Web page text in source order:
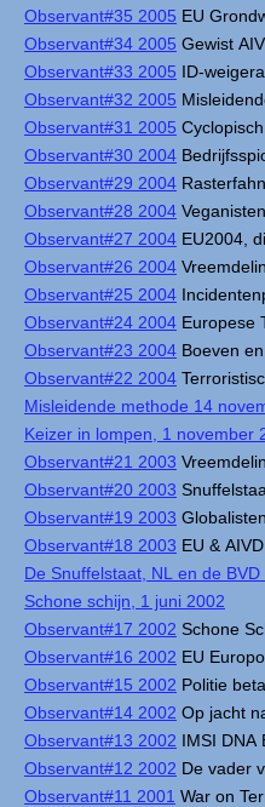
Observant#35 2005 EU
Observant#34 2005 Gewist
Observant#33 2005 ID-
Observant#32 2005
Observant#31 2005
Observant#30 2004
Observant#29 2004
Observant#28 2004
Observant#27 2004 EU2004,
Observant#26 2004
Observant#25 2004
Observant#24 2004 Europese
Observant#23 2004 Boeven
Observant#22 2004
Misleidende methode 14
Keizer in lompen, 1 november
Observant#21 2003
Observant#20 2003
Observant#19 2003
Observant#18 2003 EU &
De Snuffelstaat, NL en de
Schone schijn, 1 juni 2002
Observant#17 2002 Schone
Observant#16 2002 EU
Observant#15 2002 Politie
Observant#14 2002 Op jacht
Observant#13 2002 IMSI DNA
Observant#12 2002 De vader
Observant#11 2001 War on